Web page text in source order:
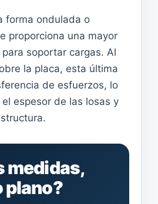
forma ondulada o
proporciona una mayor
soportar cargas. Al
la placa, esta última
de esfuerzos, lo
espesor de las losas y
medidas,
plano?